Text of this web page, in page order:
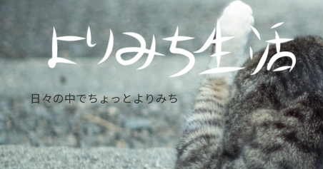
日々の中でちょっとよりみち